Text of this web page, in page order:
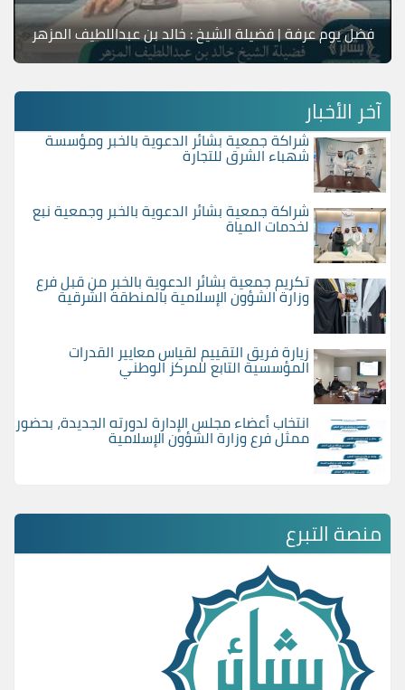
فضل يوم عرفة | فضيلة الشيخ : خالد بن عبداللطيف المزهر
آخر الأخبار
شراكة جمعية بشائر الدعوية بالخبر ومؤسسة
شهباء الشرق للتجارة
شراكة جمعية بشائر الدعوية بالخبر وجمعية نبع
لخدمات المياة
تكريم جمعية بشائر الدعوية بالخبر من قبل فرع
وزارة الشؤون الإسلامية بالمنطقة الشرقية
زيارة فريق التقييم لقياس معايير القدرات
المؤسسية التابع للمركز الوطني
انتخاب أعضاء مجلس الإدارة لدورته الجديدة، بحضور
ممثل فرع وزارة الشؤون الإسلامية
منصة التبرع